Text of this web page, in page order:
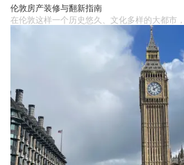
伦敦房产装修与翻新指南